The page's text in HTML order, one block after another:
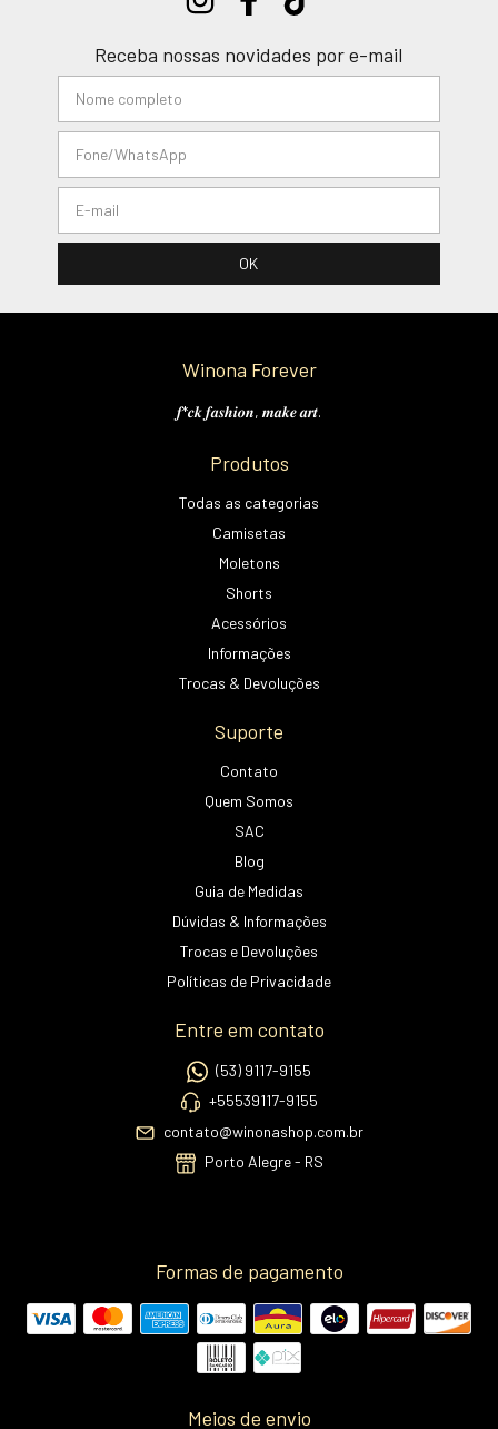
Receba nossas novidades por e-mail
Winona Forever
𝒇*𝒄𝒌 𝒇𝒂𝒔𝒉𝒊𝒐𝒏, 𝒎𝒂𝒌𝒆 𝒂𝒓𝒕.
Produtos
Todas as categorias
Camisetas
Moletons
Shorts
Acessórios
Informações
Trocas & Devoluções
Suporte
Contato
Quem Somos
SAC
Blog
Guia de Medidas
Dúvidas & Informações
Trocas e Devoluções
Políticas de Privacidade
Entre em contato
(53) 9117-9155
+55539117-9155
contato@winonashop.com.br
Porto Alegre - RS
Formas de pagamento
Meios de envio